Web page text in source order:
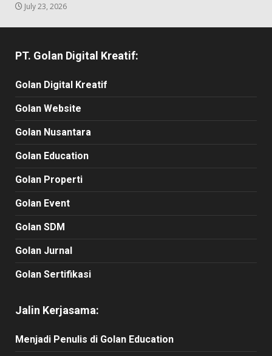
July 23, 2026
PT. Golan Digital Kreatif:
Golan Digital Kreatif
Golan Website
Golan Nusantara
Golan Education
Golan Properti
Golan Event
Golan SDM
Golan Jurnal
Golan Sertifikasi
Jalin Kerjasama:
Menjadi Penulis di Golan Education